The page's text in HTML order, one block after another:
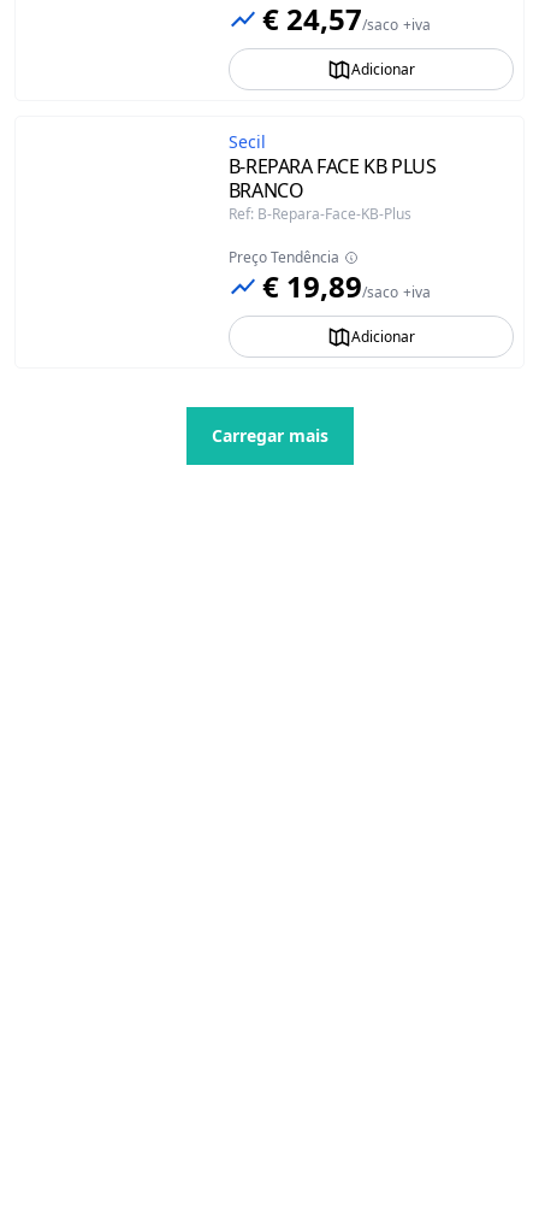
€ 24,57/saco +iva
Adicionar
Secil
B-REPARA FACE KB PLUS
BRANCO
Ref: B-Repara-Face-KB-Plus
Preço Tendência
€ 19,89/saco +iva
Adicionar
Carregar mais